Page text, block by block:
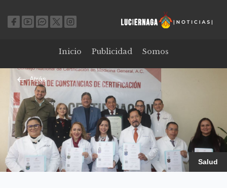
Inicio Publicidad Somos
Atrás
Salud